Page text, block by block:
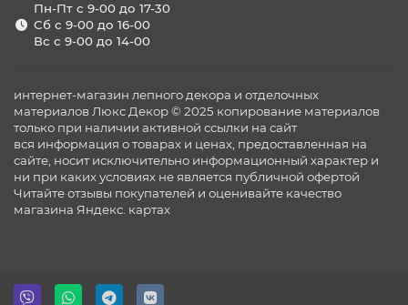
Пн-Пт с 9-00 до 17-30
Сб с 9-00 до 16-00
Вс с 9-00 до 14-00
интернет-магазин лепного декора и отделочных
материалов Люкс Декор © 2025 копирование материалов
только при наличии активной ссылки на сайт
вся информация о товарах и ценах, предоставленная на
сайте, носит исключительно информационный характер и
ни при каких условиях не является публичной офертой
Читайте отзывы покупателей и оценивайте качество
магазина Яндекс. картах